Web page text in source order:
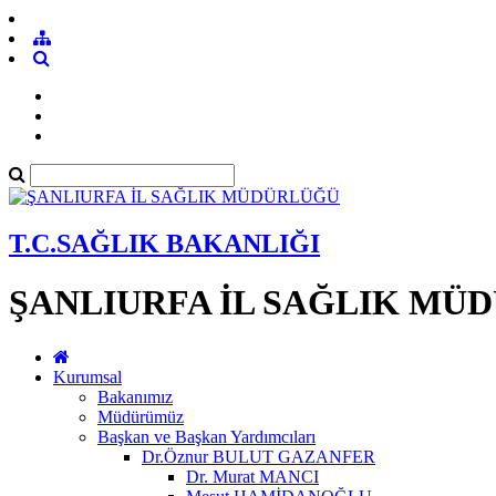
T.C.SAĞLIK BAKANLIĞI
ŞANLIURFA İL SAĞLIK
Kurumsal
Bakanımız
Müdürümüz
Başkan ve Başkan Yardımcıları
Dr.Öznur BULUT GAZANFER
Dr. Murat MANCI